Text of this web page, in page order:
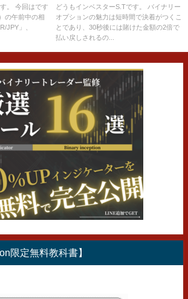
。 今回はです
の午前中の相
JPY」、
ミングとは？30秒取引の攻略法
を解説！
どうもインベスターS.Tです。 バイナリー
オプションの魅力は短時間で決着がつくこ
とであり、30秒後には賭けた金額の2倍で
払い戻しされるの...
限定無料教科書】